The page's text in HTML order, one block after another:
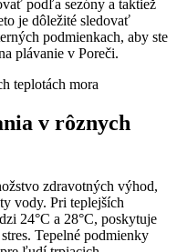
podľa sezóny a taktiež
je dôležité sledovať
podmienkach, aby ste
plávanie v Poreči.
v rôznych
zdravotných výhod,
vody. Pri teplejších
24°C a 28°C, poskytuje
Tepelné podmienky